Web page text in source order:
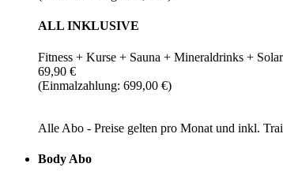
ALL INKLUSIVE
Fitness + Kurse + Sauna + Mineraldrinks +
69,90 €
(Einmalzahlung: 699,00 €)
Alle Abo - Preise gelten pro Monat und inkl.
Body Abo